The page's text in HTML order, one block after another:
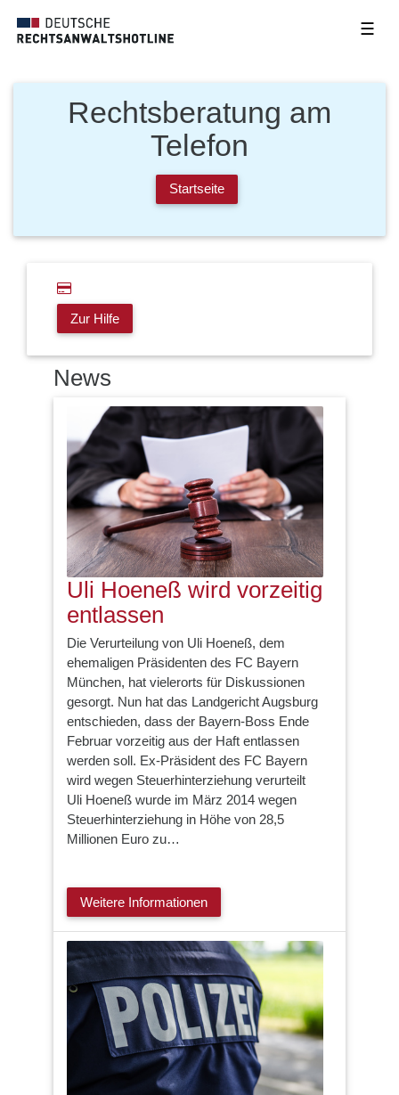
☰
Rechtsberatung am
Telefon
Startseite
Zur Hilfe
News
Uli Hoeneß wird vorzeitig
entlassen
Die Verurteilung von Uli Hoeneß, dem
ehemaligen Präsidenten des FC Bayern
München, hat vielerorts für Diskussionen
gesorgt. Nun hat das Landgericht Augsburg
entschieden, dass der Bayern-Boss Ende
Februar vorzeitig aus der Haft entlassen
werden soll. Ex-Präsident des FC Bayern
wird wegen Steuerhinterziehung verurteilt
Uli Hoeneß wurde im März 2014 wegen
Steuerhinterziehung in Höhe von 28,5
Millionen Euro zu…
Weitere Informationen